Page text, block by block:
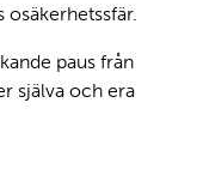
paus från
själva och era